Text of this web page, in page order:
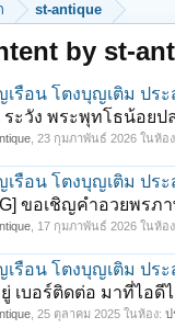
st-antique
by st-
รือน โตงบุญเติม ปร
ระวัง พระพุทโธน้อย
23 กุมภาพันธ์ 2026 ในห้อ
รือน โตงบุญเติม ปร
ขอเชิญคำอวยพร
17 กุมภาพันธ์ 2026 ในห้อ
รือน โตงบุญเติม ปร
เบอร์ติดต่อ มาที่ไอดี
25 ตุลาคม 2025 ในห้อง: ป